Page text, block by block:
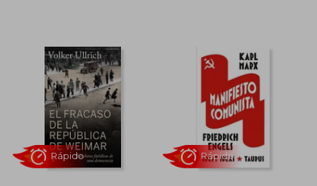
45%
dcto.
$ 175.587
$ 96.573
6%
dcto.